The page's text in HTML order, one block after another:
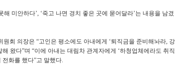
미안하다’, ‘죽고 나면 경치 좋은 곳에 묻어달라’는 내용을 남겼
회 의장은 “고인은 평소에도 아내에게 ‘퇴직금을 준비해놔라, 강
왔다”며 “이에 아내는 대림차 관계자에게 ‘하청업체에라도 취직
전화를 했다”고 말했다.